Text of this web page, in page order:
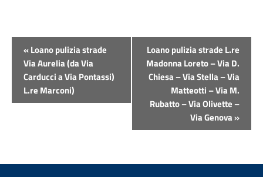
Evento
Navigazione
«Loano pulizia strade
Via Aurelia (da Via
Carducci a Via Pontassi)
L.re Marconi)
Loano pulizia strade L.re
Madonna Loreto – Via D.
Chiesa – Via Stella – Via
Matteotti – Via M.
Rubatto – Via Olivette –
Via Genova»